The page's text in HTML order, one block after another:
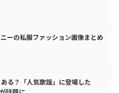
ーの私服ファッション画像まとめ
る？「人気歌謡」に登場した